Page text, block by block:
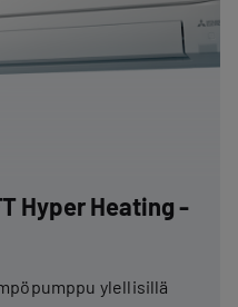
Hyper Heating -
ylellisillä